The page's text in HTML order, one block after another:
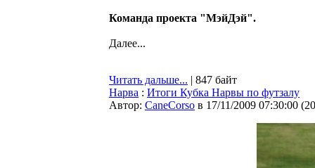
Команда проекта "МэйДэй".
Далее...
Читать дальше... | 847 байт
Нарва : Итоги Кубка Нарвы по футзалу
Автор: CaneCorso в 17/11/2009 07:30:00 (